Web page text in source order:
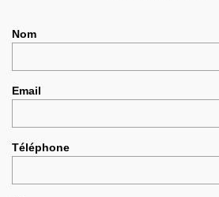
Nom
Email
Téléphone